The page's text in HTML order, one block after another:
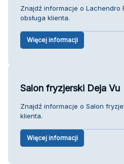
Znajdź informacje o Lachendro
obsługa klienta.
Więcej informacji
Salon fryzjerski Deja Vu
Znajdź informacje o Salon
klienta.
Więcej informacji